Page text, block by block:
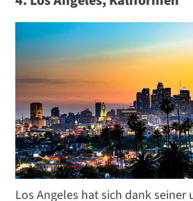
Los Angeles hat sich dank seiner